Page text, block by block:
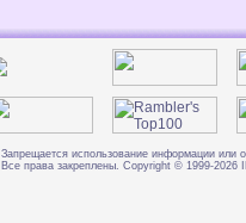
Запрещается использование информации или
Все права закреплены. Copyright © 1999-